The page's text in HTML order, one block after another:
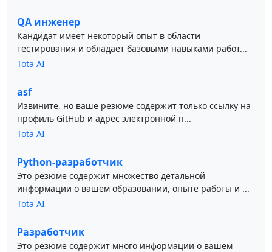
QA инженер
Кандидат имеет некоторый опыт в области
тестирования и обладает базовыми навыками работ...
Tota AI
asf
Извините, но ваше резюме содержит только ссылку на
профиль GitHub и адрес электронной п...
Tota AI
Python-разработчик
Это резюме содержит множество детальной
информации о вашем образовании, опыте работы и ...
Tota AI
Разработчик
Это резюме содержит много информации о вашем